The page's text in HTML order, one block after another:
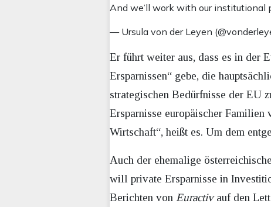
And we’ll work with our institutional
— Ursula von der Leyen
Er führt weiter aus, dass es in der
Ersparnissen“ gebe, die
strategischen Bedürfnisse der EU
Ersparnisse europäischer
Wirtschaft“, heißt es. Um dem
Auch der ehemalige
will private Ersparnisse in
Berichten von Euractivauf den